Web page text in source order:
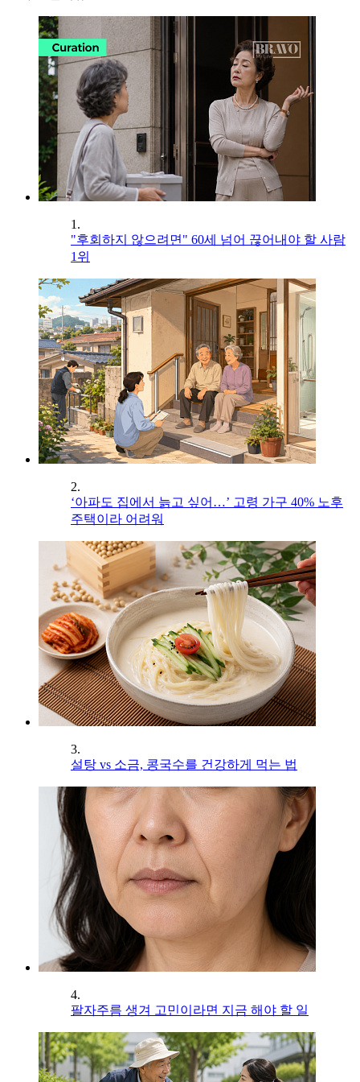
1.
"후회하지 않으려면" 60세 넘어 끊어내야 할 사람
1위
2.
‘아파도 집에서 늙고 싶어…’ 고령 가구 40% 노후
주택이라 어려워
3.
설탕 vs 소금, 콩국수를 건강하게 먹는 법
4.
팔자주름 생겨 고민이라면 지금 해야 할 일